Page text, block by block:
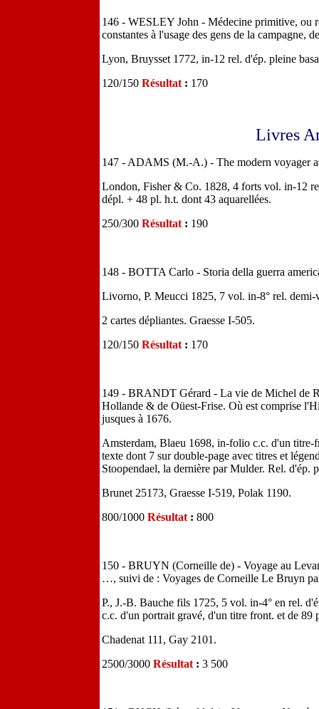
146 - WESLEY John - Médecine primitive, ou
constantes à l'usage des gens de la campagne,
Lyon, Bruysset 1772, in-12 rel. d'ép. pleine
120/150 Résultat : 170
Livres
147 - ADAMS (M.-A.) - The modern voyager
London, Fisher & Co. 1828, 4 forts vol. in-12
dépl. + 48 pl. h.t. dont 43 aquarellées.
250/300 Résultat : 190
148 - BOTTA Carlo - Storia della guerra
Livorno, P. Meucci 1825, 7 vol. in-8° rel. demi-
2 cartes dépliantes. Graesse I-505.
120/150 Résultat : 170
149 - BRANDT Gérard - La vie de Michel de
Hollande & de Oüest-Frise. Où est comprise
jusques à 1676.
Amsterdam, Blaeu 1698, in-folio c.c. d'un
texte dont 7 sur double-page avec titres et
Stoopendael, la dernière par Mulder. Rel. d'ép.
Brunet 25173, Graesse I-519, Polak 1190.
800/1000 Résultat : 800
150 - BRUYN (Corneille de) - Voyage au
…, suivi de : Voyages de Corneille Le Bruyn
P., J.-B. Bauche fils 1725, 5 vol. in-4° en rel.
c.c. d'un portrait gravé, d'un titre front. et de 89
Chadenat 111, Gay 2101.
2500/3000 Résultat : 3 500